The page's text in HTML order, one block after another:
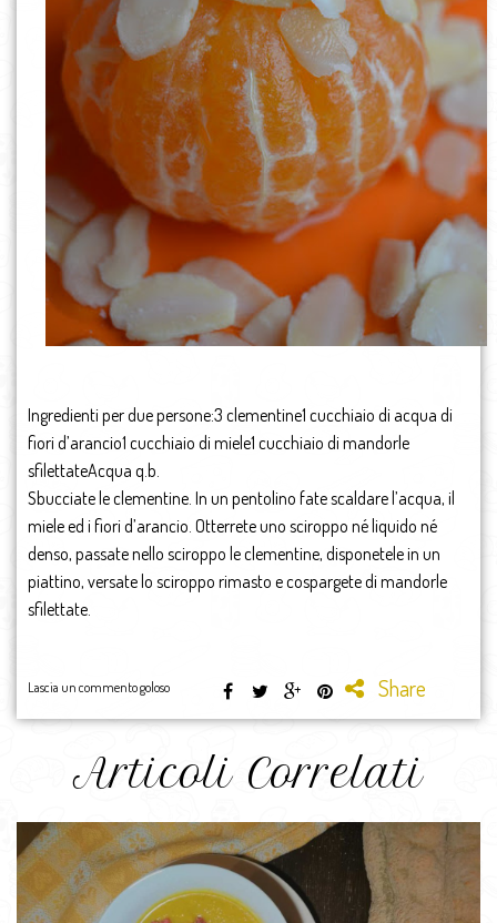
Ingredienti per due persone:3 clementine1 cucchiaio di acqua di
fiori d’arancio1 cucchiaio di miele1 cucchiaio di mandorle
sfilettateAcqua q.b.
Sbucciate le clementine. In un pentolino fate scaldare l’acqua, il
miele ed i fiori d’arancio. Otterrete uno sciroppo né liquido né
denso, passate nello sciroppo le clementine, disponetele in un
piattino, versate lo sciroppo rimasto e cospargete di mandorle
sfilettate.
Lascia un commento goloso Share
Articoli Correlati